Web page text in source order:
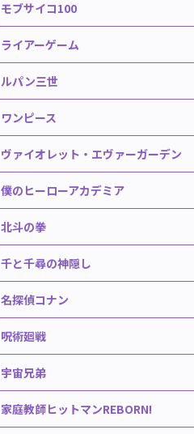
モブサイコ100
ライアーゲーム
ルパン三世
ワンピース
ヴァイオレット・エヴァーガーデン
僕のヒーローアカデミア
北斗の拳
千と千尋の神隠し
名探偵コナン
呪術廻戦
宇宙兄弟
家庭教師ヒットマンREBORN!